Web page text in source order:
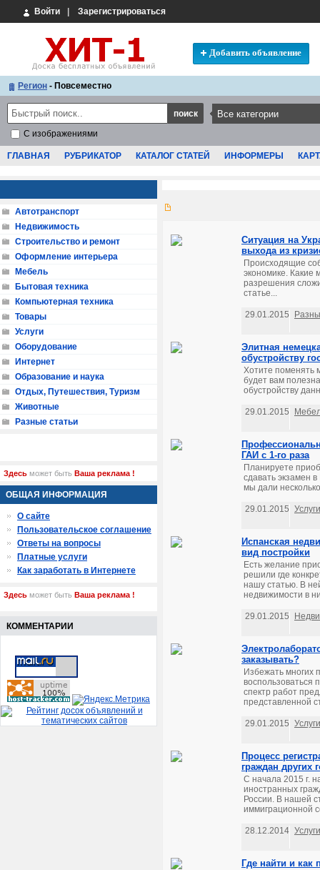
Войти Зарегистрироваться
Добавить объявление
Регион - Повсеместно
С изображениями
ГЛАВНАЯ РУБРИКАТОР КАТАЛОГ СТАТЕЙ ИНФОРМЕРЫ
Ситуация на
выхода из
Происходящие
экономике. Какие
разрешения
статье...
29.01.2015
Элитная
обустройству
Хотите поменять
будет вам
обустройству
29.01.2015
ГАИ с 1-го раза
Планируете
сдавать экзамен
мы дали
29.01.2015 Услуги
Испанская
вид постройки
Есть желание
решили где
нашу статью. В
недвижимости в
29.01.2015
заказывать?
Избежать многих
воспользоваться
спектр работ
представленной
29.01.2015 Услуги
Процесс
граждан других
С начала 2015 г.
иностранных
России. В нашей
иммиграционной
28.12.2014 Услуги
Где найти и как
Автотранспорт
Недвижимость
Строительство и ремонт
Оформление интерьера
Мебель
Бытовая техника
Компьютерная техника
Товары
Услуги
Оборудование
Интернет
Образование и наука
Отдых, Путешествия, Туризм
Животные
Разные статьи
Здесь может быть Ваша реклама !
ОБЩАЯ ИНФОРМАЦИЯ
О сайте
Пользовательское соглашение
Ответы на вопросы
Платные услуги
Как заработать в Интернете
Здесь может быть Ваша реклама !
КОММЕНТАРИИ